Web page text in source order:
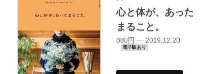
心と体が、あった
まること。
880円 — 2019.12.20
電子版あり